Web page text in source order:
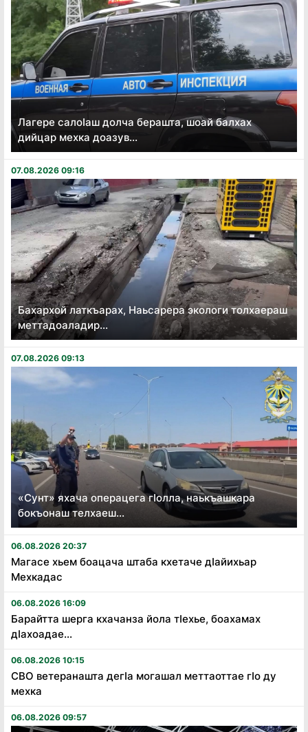
Лагере салоӏаш долча берашта, шоай балхах
дийцар мехка доазув...
07.08.2026 09:16
Бахархой латкъарах, Наьсарера экологи толхаераш
меттадоаладир...
07.08.2026 09:13
«Сунт» яхача операцега гӏолла, наькъашкара
бокъонаш телхаеш...
06.08.2026 20:37
Магасе хьем боацача штаба кхетаче дӏайихьар
Мехкадас
06.08.2026 16:09
Барайтта шерга кхачанза йола тӏехье, боахамах
дӏахоадае...
06.08.2026 10:15
СВО ветеранашта дегӏа могашал меттаоттае гӏо ду
мехка
06.08.2026 09:57